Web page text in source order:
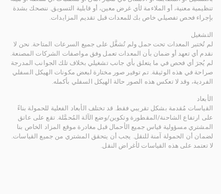
تنظيمية معنية، أو الملاءمة لأي غرض معين، أو قابلية التسويق. ننصحك بشدة
بإجراء فحص تفصيلي خاص بك للمعدات قبل تقديم المزايدات.
التشغيل
لم تُختبر المعدات تحت حمل ولم تُشغَّل على جميع السرعات المتاحة. نحن لا
نقدم أي تعهد أو ضمان بأن المعدات تعمل وفق مواصفات الشركات المصنعة.
لم يُجرَ أي فحص في ما يتعلق بأي جانب تشغيلي بخلاف تلك الجوانب المدرجة
صراحة في هذه الوثيقة. تم توفير صور مختارة لبعض مكونات الهيكل السفلي
الفردية، وقد لا تعكس هذه الصور حالة الهيكل السفلي بأكمله.
الأبعاد
القياسات مُقدمة بشكل تقريبي فقط. قد تختلف الأبعاد الفعلية للحمولة بناءً
على ارتفاع الشاحنة/المقطورة وتكوين/وضع الآلة المُحمَّلة. تقع على عاتق
المشتري مسؤولية قياس جميع الأحمال قبل مغادرة موقع المزاد الخاص بنا
لضمان أن الحمولة آمنة للنقل. يجب أن يتحقق المشتري من جميع القياسات.
لا تعتمد على هذه القياسات لأغراض النقل.